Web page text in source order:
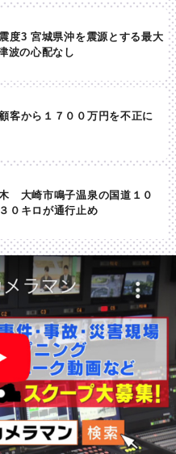
度3 宮城県沖を震源とする最大
波の心配なし
客から１７００万円を不正に
大崎市鳴子温泉の国道１０
０キロが通行止め